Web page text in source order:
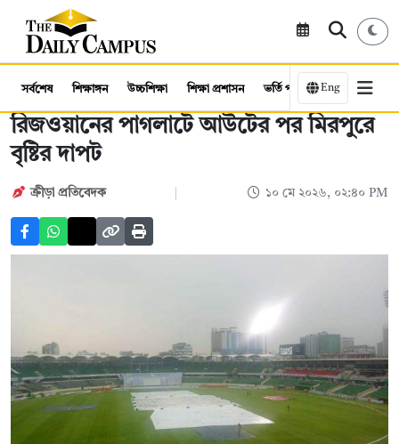
সর্বশেষ শিক্ষাঙ্গন উচ্চশিক্ষা শিক্ষা প্রশাসন ভর্তি পরীক্ষা কর্মসংস্থান
Eng
রিজওয়ানের পাগলাটে আউটের পর মিরপুরে
বৃষ্টির দাপট
ক্রীড়া প্রতিবেদক ১০ মে ২০২৬, ০২:৪০ PM